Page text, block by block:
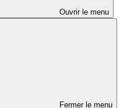
Ouvrir le menu
Fermer le menu